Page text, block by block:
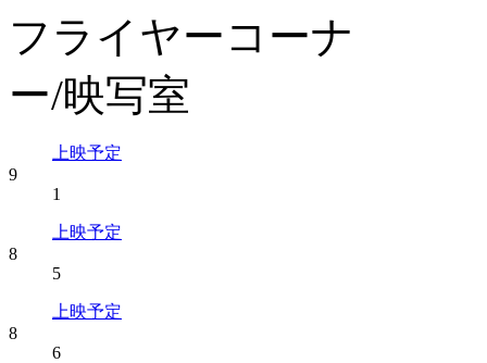
上映予定
9
1
上映予定
8
5
上映予定
8
6